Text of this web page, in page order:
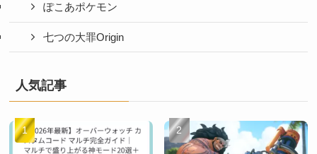
ぽこあポケモン
七つの大罪Origin
人気記事